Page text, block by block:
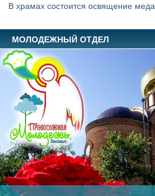
В храмах состоится освящение меда
МОЛОДЕЖНЫЙ ОТДЕЛ